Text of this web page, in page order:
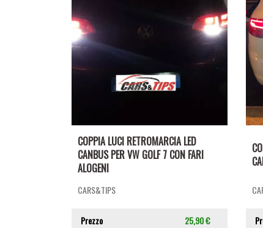
COPPIA LUCI RETROMARCIA LED
CANBUS PER VW GOLF 7 CON FARI
ALOGENI
CARS&TIPS
Prezzo
25,90 €